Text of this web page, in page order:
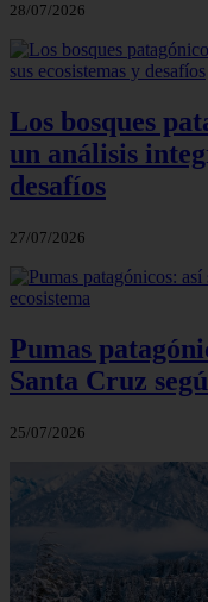
28/07/2026
Los bosques
un análisis
desafíos
27/07/2026
Pumas
Santa Cruz
25/07/2026